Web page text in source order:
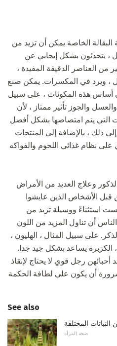
الخاصة يمكن أن تزيد من
، يتحدثون بشكل إيجابي عن
من العناصر الدقيقة المفيدة ،
، ويرد في المكسرات. يمكن صنع
أساس هذه المكونات ، على سبيل
والجوز تأثير ممتاز ، لأن
التي يتم امتصاصها بشكل أفضل
ذلك ، بالإضافة إلى المنتجات
نظام غذائي اللحوم والفواكه
وعلاج العديد من الأمراض
قبل الأشخاص الذين عايشوا
استثناءً ووسيلة تزيد من
أن تناول المزيد من اللون
على سبيل المثال ، الهليون ،
الكزبرة يساعد بشكل جيد جدا.
أحبائهن رجل قوي لا يحتاج لإنقاذ
أن يكون على لطافة الحكمة
See also
المختلفة
صحة المرأة